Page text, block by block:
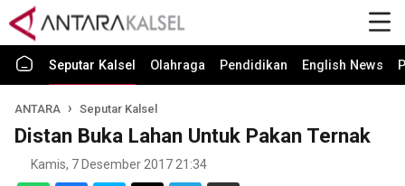
Seputar Kalsel Olahraga Pendidikan English News
ANTARA Seputar Kalsel
Distan Buka Lahan Untuk Pakan Ternak
Kamis, 7 Desember 2017 21:34